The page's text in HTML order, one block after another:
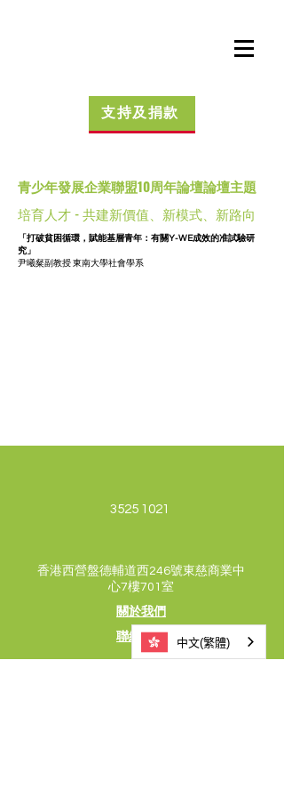
支持及捐款
青少年發展企業聯盟10周年論壇論壇主題
培育人才 - 共建新價值、新模式、新路向
「打破貧困循環，賦能基層青年：有關Y-WE成效的准試驗研
究」
尹曦粲副教授 東南大學社會學系
3525 1021
香港西營盤德輔道西246號東慈商業中
心7樓701室
關於我們
聯絡我們
中文(繁體)